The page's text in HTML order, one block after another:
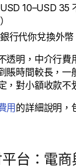
10–USD 35
行代你兌換外
透明，中介行
賬時間較長，一
，對小額收款不
用 的詳細說明，
台：電